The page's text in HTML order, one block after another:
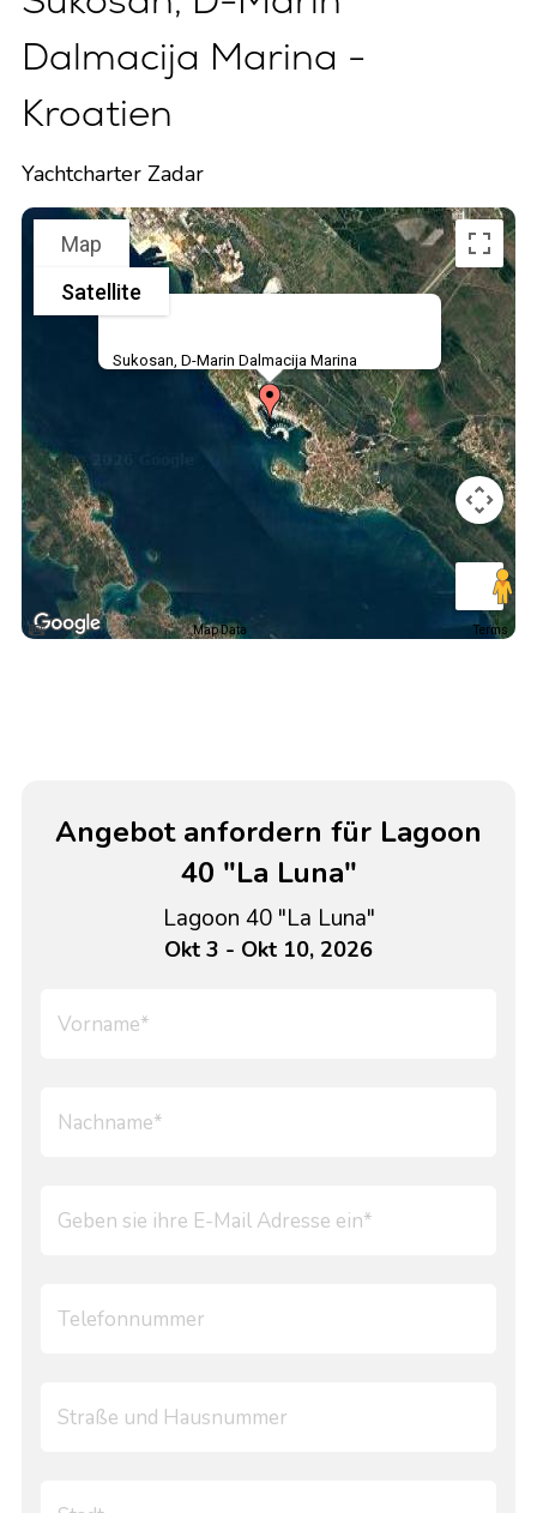
Dalmacija Marina -
Kroatien
Yachtcharter Zadar
Sukosan, D-Marin Dalmacija Marina
Map
Satellite
Map Data Terms
Angebot anfordern für Lagoon
40 "La Luna"
Lagoon 40 "La Luna"
Okt 3 - Okt 10, 2026